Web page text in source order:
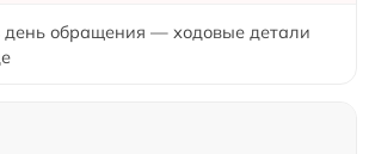
обращения — ходовые детали